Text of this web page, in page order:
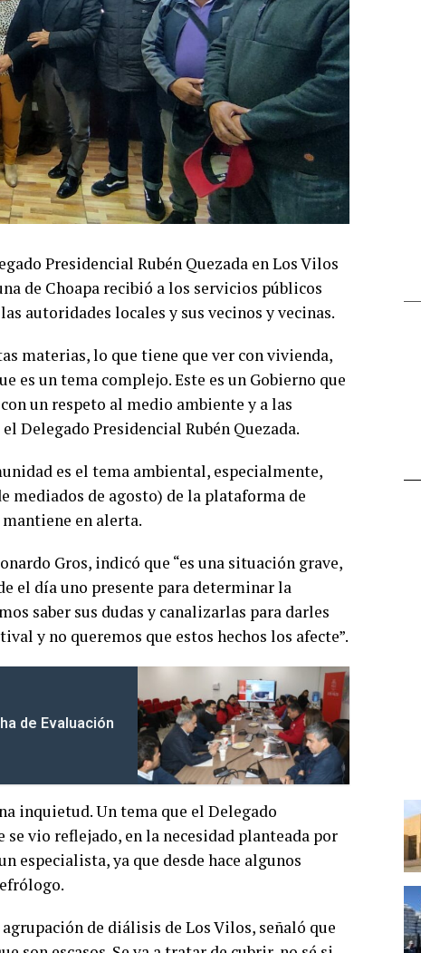
Presidencial Rubén Quezada en Los Vilos
de Choapa recibió a los servicios públicos
autoridades locales y sus vecinos y vecinas.
materias, lo que tiene que ver con vivienda,
es un tema complejo. Este es un Gobierno que
un respeto al medio ambiente y a las
Delegado Presidencial Rubén Quezada.
es el tema ambiental, especialmente,
mediados de agosto) de la plataforma de
en alerta.
Gros, indicó que “es una situación grave,
el día uno presente para determinar la
saber sus dudas y canalizarlas para darles
y no queremos que estos hechos los afecte”.
de Evaluación
inquietud. Un tema que el Delegado
vio reflejado, en la necesidad planteada por
especialista, ya que desde hace algunos
de diálisis de Los Vilos, señaló que